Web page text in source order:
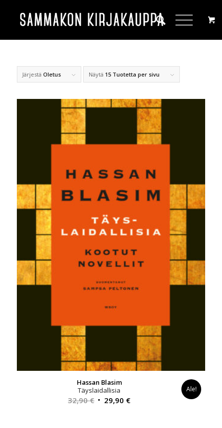
Järjestä Oletus Näytä 15 Tuotetta per sivu
Hassan Blasim
Täyslaidallisia
32,90€ Alkuperäinen
29,90 €Nykyinen
Ale!